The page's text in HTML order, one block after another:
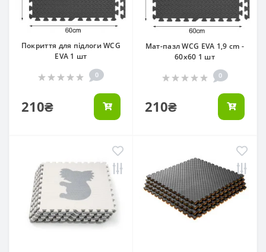
Покриття для підлоги WCG
EVA 1 шт
0
210₴
Мат-пазл WCG EVA 1,9 cm -
60х60 1 шт
0
210₴